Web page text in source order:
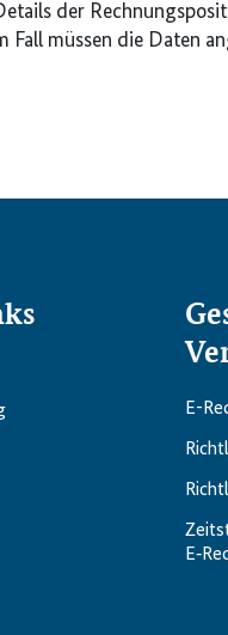
der
müssen die Daten
E-